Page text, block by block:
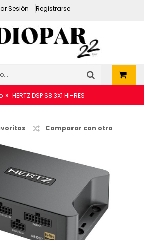
Sesión Registrarse
» HERTZ DSP S8 3X1 HI-RES
Comparar con otro